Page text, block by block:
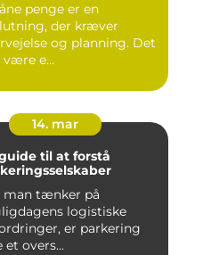
penge er en
der kræver
og planning. Det
være e...
14. mar
til at forstå
man tænker på
logistiske
er parkering
et overs...